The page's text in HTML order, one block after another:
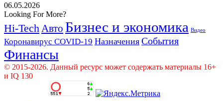
06.05.2026
Looking For More?
Hi-Tech Авто Бизнес и экономика Видео
Коронавирус COVID-19 Назначения События
Финансы
© 2015-2026. Данный ресурс может содержать материалы 16+
и IQ 130